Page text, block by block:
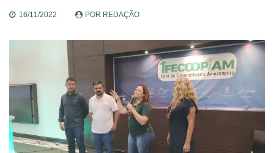
16/11/2022 POR REDAÇÃO